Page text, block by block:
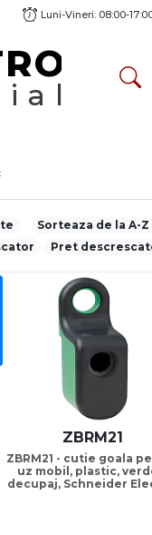
Luni-Vineri: 08:00-
Sorteaza de la A-Z
Pret
ZBRM21
ZBRM21 - cutie goala
uz mobil, plastic,
decupaj, Schneider